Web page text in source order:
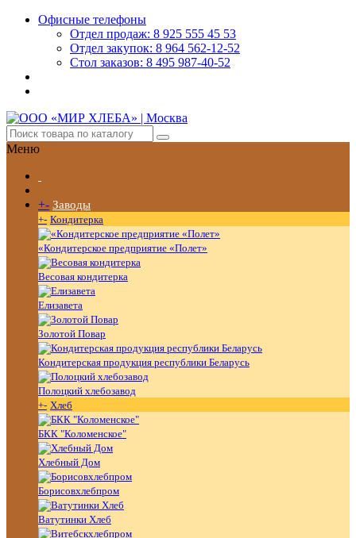
Офисные телефоны
Отдел продаж: 8 925 555 45 53
Отдел закупок: 8 964 562-12-52
Стол заказов: 8 495 987-40-52
Меню
+- Заводы
+- Кондитерка
«Кондитерское предприятие «Полет»
Весовая кондитерка
Елизавета
Золотой Повар
Кондитерская продукция республики Беларусь
Полоцкий хлебозавод
+- Хлеб
БКК "Коломенское"
Хлебный Дом
Борисовхлебпром
Ватутинки Хлеб